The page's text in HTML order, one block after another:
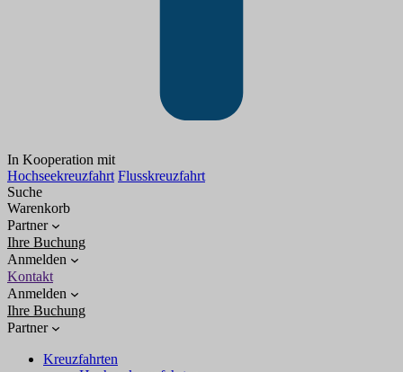
In Kooperation mit
Hochseekreuzfahrt Flusskreuzfahrt
Suche
Warenkorb
Partner
Ihre Buchung
Anmelden
Kontakt
Anmelden
Ihre Buchung
Partner
Kreuzfahrten